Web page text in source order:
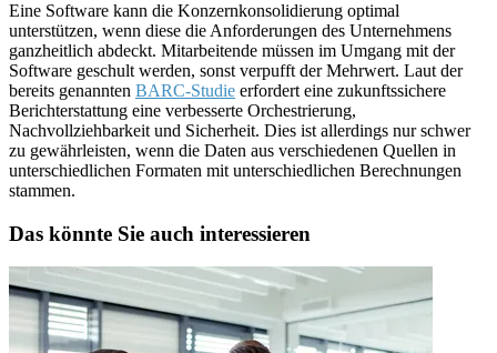
Eine Software kann die Konzernkonsolidierung optimal
unterstützen, wenn diese die Anforderungen des Unternehmens
ganzheitlich abdeckt. Mitarbeitende müssen im Umgang mit der
Software geschult werden, sonst verpufft der Mehrwert. Laut der
bereits genannten BARC-Studie erfordert eine zukunftssichere
Berichterstattung eine verbesserte Orchestrierung,
Nachvollziehbarkeit und Sicherheit. Dies ist allerdings nur schwer
zu gewährleisten, wenn die Daten aus verschiedenen Quellen in
unterschiedlichen Formaten mit unterschiedlichen Berechnungen
stammen.
Das könnte Sie auch interessieren